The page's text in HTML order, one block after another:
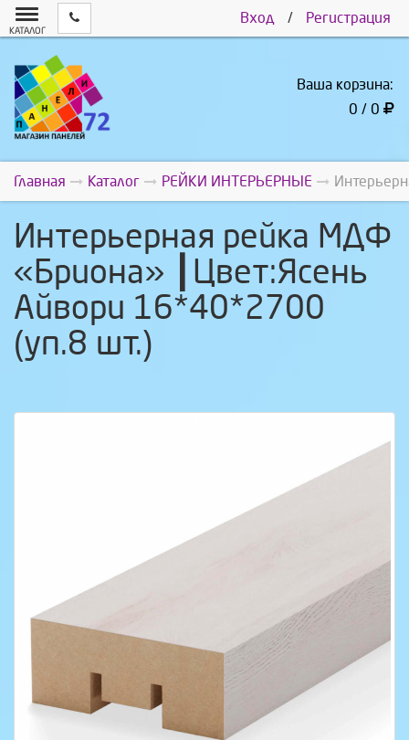
Вход / Регистрация
КАТАЛОГ
Ваша корзина:
0 / 0
Главная Каталог РЕЙКИ ИНТЕРЬЕРНЫЕ
Интерьерная рейка МДФ
«Бриона» ┃Цвет:Ясень
Айвори 16*40*2700
(уп.8 шт.)